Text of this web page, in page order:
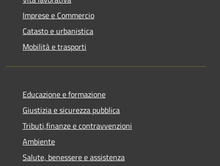
Imprese e Commercio
Catasto e urbanistica
Mobilità e trasporti
Educazione e formazione
Giustizia e sicurezza pubblica
Tributi,finanze e contravvenzioni
Ambiente
Salute, benessere e assistenza